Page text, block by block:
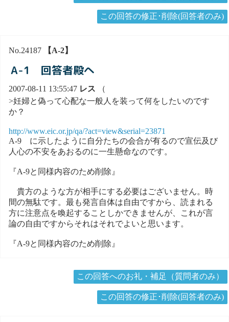
この回答の修正･削除(回答者のみ)
No.24187 【A-2】
A-1 回答者殿へ
2007-08-11 13:55:47 レス （
>妊婦と偽って心配な一般人を装って何をしたいのです
か？
http://www.eic.or.jp/qa/?act=view&serial=23871
A-9 に示したように自分たちの会合が有るので宣伝及び
人心の不安をあおるのに一生懸命なのです。
『A-9と同様内容のため削除』
貴方のような方が相手にする必要はございません。時
間の無駄です。最も発言自体は自由ですから、読まれる
方に注意点を喚起することしかできませんが、これが言
論の自由ですからそれはそれでよいと思います。
『A-9と同様内容のため削除』
この回答へのお礼・補足（質問者のみ）
この回答の修正･削除(回答者のみ)